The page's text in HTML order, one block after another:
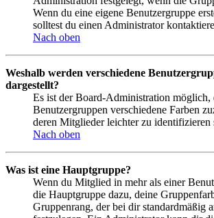
Wenn du eine eigene Benutzergruppe
solltest du einen Administrator
Nach oben
Weshalb werden verschiedene
dargestellt?
Es ist der Board-Administration möglich,
Benutzergruppen verschiedene Farben
deren Mitglieder leichter zu identifizieren
Nach oben
Was ist eine Hauptgruppe?
Wenn du Mitglied in mehr als einer
die Hauptgruppe dazu, deine
Gruppenrang, der bei dir standardmäßig